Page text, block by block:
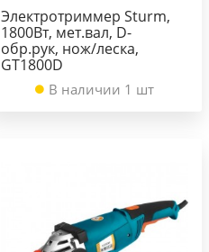
Электротриммер Sturm,
1800Вт, мет.вал, D-
обр.рук, нож/леска,
GT1800D
В наличии 1 шт